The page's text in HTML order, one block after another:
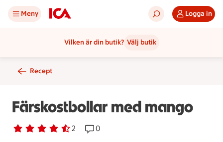
Meny Logga in
Vilken är din butik? Välj butik
Recept
Färskostbollar med mango
Betyg 4.5 av 5. 2
2 personer har röstatReceptet har 0 kommentarer
0